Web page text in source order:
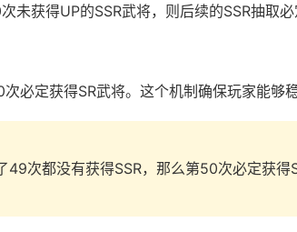
未获得UP的SSR武将，则后续的SSR抽取
必定获得SR武将。这个机制确保玩家能够
49次都没有获得SSR，那么第50次必定获